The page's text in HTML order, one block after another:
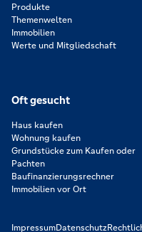
Produkte
Themenwelten
Immobilien
Werte und Mitgliedschaft
Oft gesucht
Haus kaufen
Wohnung kaufen
Grundstücke zum Kaufen oder
Pachten
Baufinanzierungsrechner
Immobilien vor Ort
ImpressumDatenschutz